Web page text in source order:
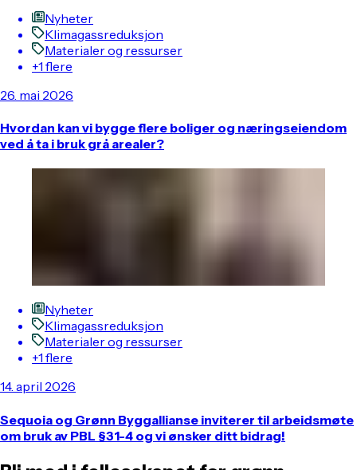
Nyheter
Klimagassreduksjon
Materialer og ressurser
+1 flere
26. mai 2026
Hvordan kan vi bygge flere boliger og næringseiendom
ved å ta i bruk grå arealer?
Nyheter
Klimagassreduksjon
Materialer og ressurser
+1 flere
14. april 2026
Sequoia og Grønn Byggallianse inviterer til arbeidsmøte
om bruk av PBL §31-4 og vi ønsker ditt bidrag!